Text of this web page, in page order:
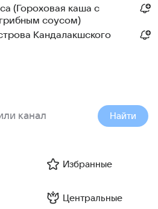
(Гороховая каша с
соусом)
Кандалакшского
Найти
Избранные
Центральные